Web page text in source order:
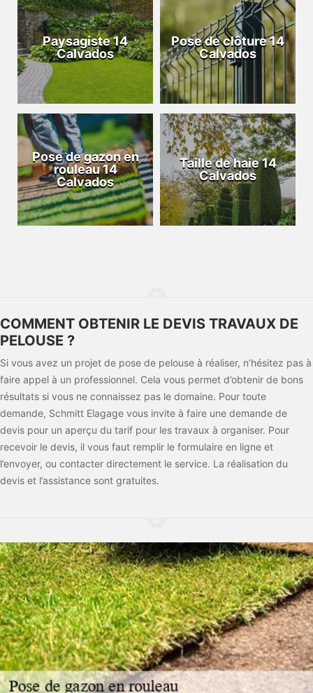
Paysagiste 14
Calvados
Pose de clôture 14
Calvados
Pose de gazon en
rouleau 14
Calvados
Taille de haie 14
Calvados
COMMENT OBTENIR LE DEVIS TRAVAUX DE
PELOUSE ?
Si vous avez un projet de pose de pelouse à réaliser, n’hésitez pas à
faire appel à un professionnel. Cela vous permet d’obtenir de bons
résultats si vous ne connaissez pas le domaine. Pour toute
demande, Schmitt Elagage vous invite à faire une demande de
devis pour un aperçu du tarif pour les travaux à organiser. Pour
recevoir le devis, il vous faut remplir le formulaire en ligne et
l’envoyer, ou contacter directement le service. La réalisation du
devis et l’assistance sont gratuites.